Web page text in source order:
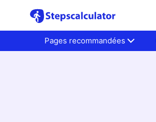
Pages recommandées